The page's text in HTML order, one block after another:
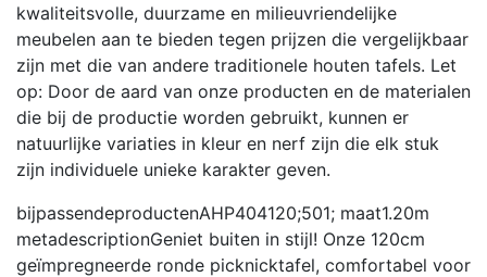
kwaliteitsvolle, duurzame en milieuvriendelijke
meubelen aan te bieden tegen prijzen die vergelijkbaar
zijn met die van andere traditionele houten tafels. Let
op: Door de aard van onze producten en de materialen
die bij de productie worden gebruikt, kunnen er
natuurlijke variaties in kleur en nerf zijn die elk stuk
zijn individuele unieke karakter geven.
bijpassendeproductenAHP404120;501; maat1.20m
metadescriptionGeniet buiten in stijl! Onze 120cm
geïmpregneerde ronde picknicktafel, comfortabel voor